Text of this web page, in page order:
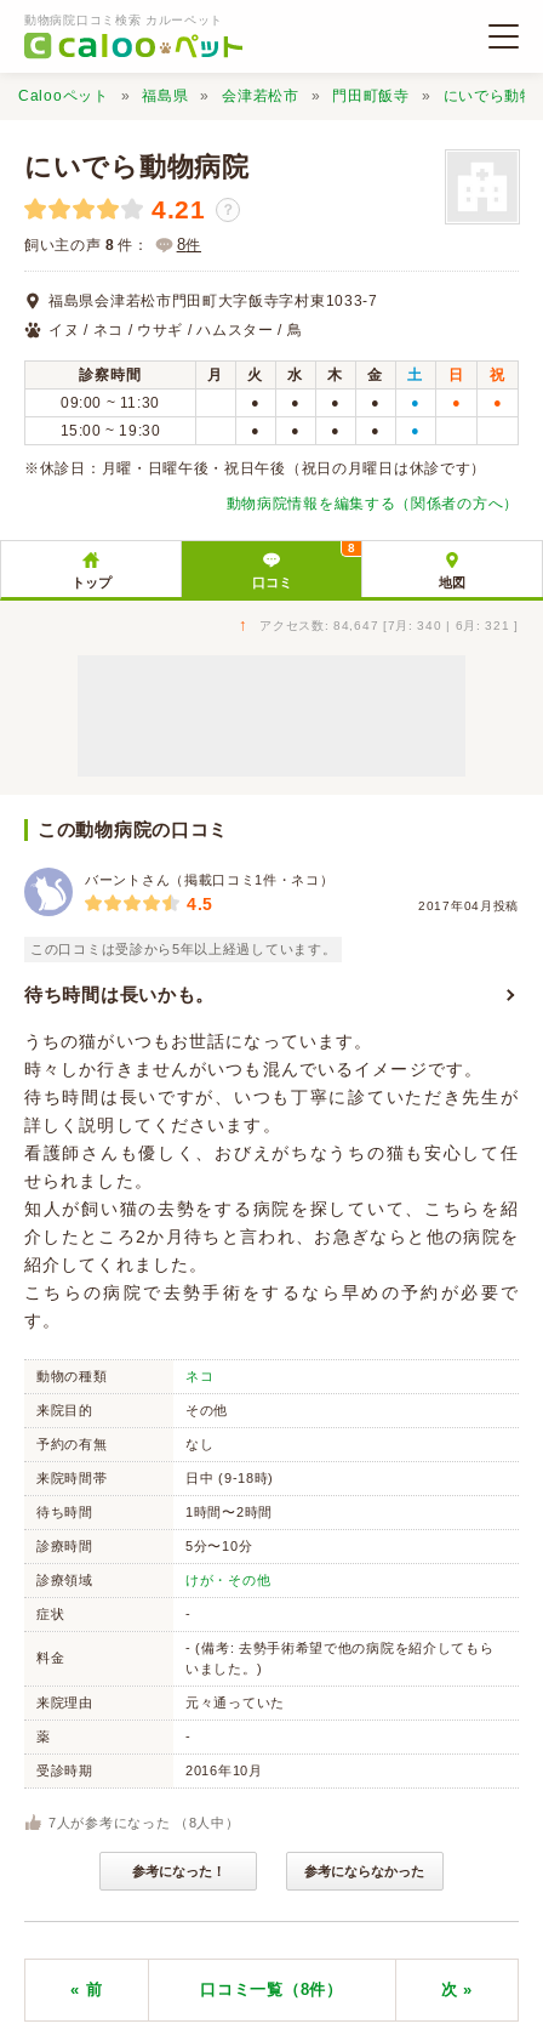
動物病院口コミ検索 カルーペット
動物病院検索
口コミ検索
Calooペットとは？
口コミ投稿
Calooペット 福島県 会津若松市 門田町飯寺 にいでら動物
にいでら動物病院
4.21 ？
飼い主の声 8 件： 8件
福島県会津若松市門田町大字飯寺字村東1033-7
イヌ / ネコ / ウサギ / ハムスター / 鳥
診察時間 月 火 水 木 金 土 日
祝
09:00 ~ 11:30
● ● ● ● ● ● ●
15:00 ~ 19:30 ● ● ● ● ●
※休診日：月曜・日曜午後・祝日午後（祝日の月曜日は休診です）
動物病院情報を編集する（関係者の方へ）
トップ 口コミ
8
地図
↑ アクセス数: 84,647 [7月: 340 | 6月: 321 ]
この動物病院の口コミ
バーントさん（掲載口コミ1件・ネコ）
2017年04月投稿
4.5
この口コミは受診から5年以上経過しています。
待ち時間は長いかも。
うちの猫がいつもお世話になっています。
時々しか行きませんがいつも混んでいるイメージです。
待ち時間は長いですが、いつも丁寧に診ていただき先生が
詳しく説明してくださいます。
看護師さんも優しく、おびえがちなうちの猫も安心して任
せられました。
知人が飼い猫の去勢をする病院を探していて、こちらを紹
介したところ2か月待ちと言われ、お急ぎならと他の病院を
紹介してくれました。
こちらの病院で去勢手術をするなら早めの予約が必要で
す。
動物の種類 ネコ
来院目的 その他
予約の有無 なし
来院時間帯 日中 (9-18時)
待ち時間 1時間〜2時間
診療時間 5分〜10分
診療領域 けが・その他
症状 -
料金
- (備考: 去勢手術希望で他の病院を紹介してもら
いました。)
来院理由 元々通っていた
薬 -
受診時期 2016年10月
7 人が参考になった （ 8 人中）
参考になった！ 参考にならなかった
« 前 口コミ一覧（8件） 次 »